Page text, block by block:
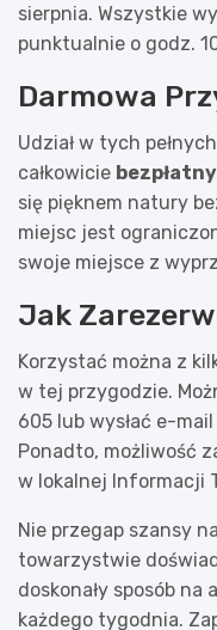
sierpnia. Wszystkie
punktualnie o godz.
Darmowa
Udział w tych
całkowicie bezpłatny
się pięknem natury
miejsc jest
swoje miejsce z
Jak
Korzystać można z
w tej przygodzie.
605 lub wysłać e-
Ponadto, możliwość
w lokalnej Informacji
Nie przegap szansy
towarzystwie
doskonały sposób
każdego tygodnia.